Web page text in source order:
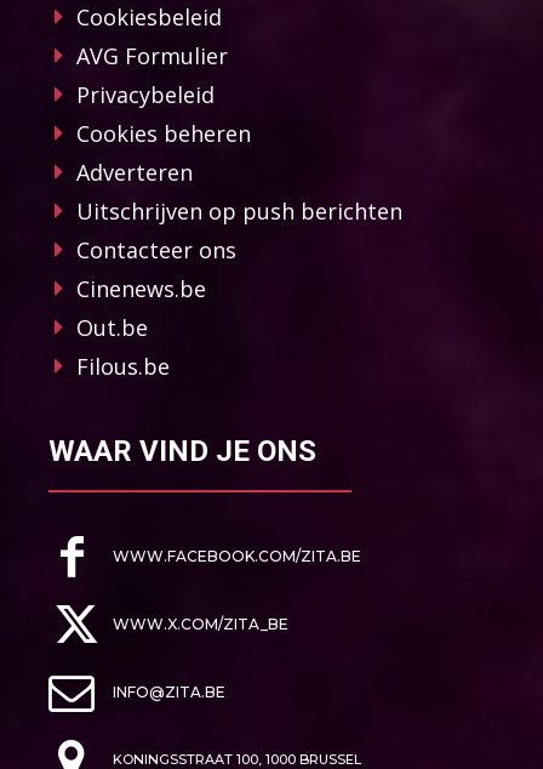
Cookiesbeleid
AVG Formulier
Privacybeleid
Cookies beheren
Adverteren
Uitschrijven op push berichten
Contacteer ons
Cinenews.be
Out.be
Filous.be
WAAR VIND JE ONS
WWW.FACEBOOK.COM/ZITA.BE
WWW.X.COM/ZITA_BE
INFO@ZITA.BE
KONINGSSTRAAT 100, 1000 BRUSSEL